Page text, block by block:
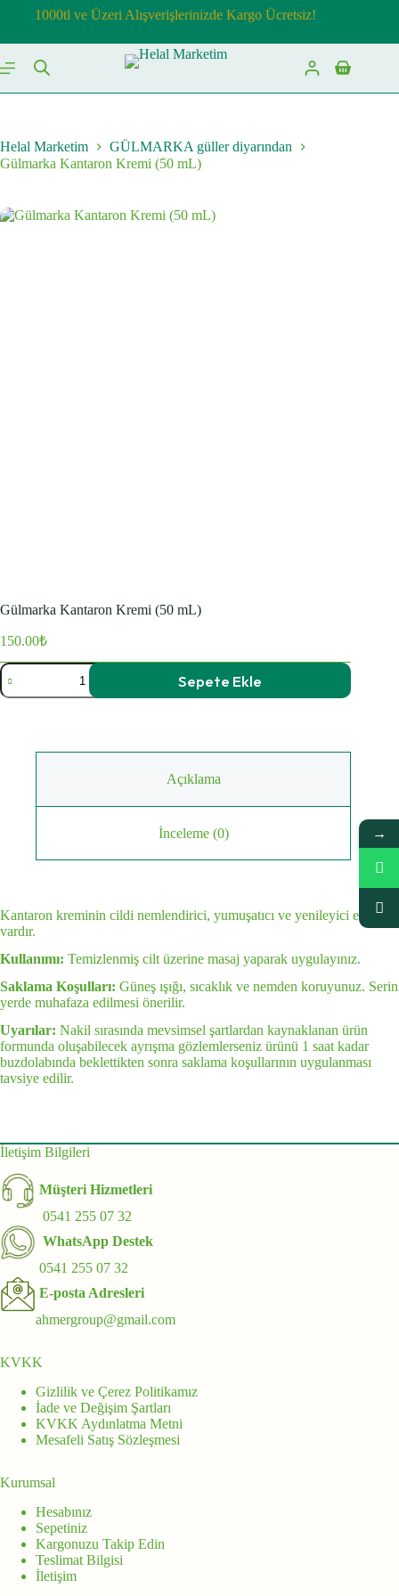
1000tl ve Üzeri Alışverişlerinizde Kargo Ücretsiz!
Shopping
cart
Helal Marketim
GÜLMARKA güller diyarından
Gülmarka Kantaron Kremi (50 mL)
Gülmarka Kantaron Kremi (50 mL)
150.00₺
Gülmarka
Kantaron
Kremi
Sepete Ekle
Açıklama
İnceleme (0)
Kantaron kreminin cildi nemlendirici, yumuşatıcı ve yenileyici etkisi
vardır.
Kullanımı: Temizlenmiş cilt üzerine masaj yaparak uygulayınız.
Saklama Koşulları: Güneş ışığı, sıcaklık ve nemden koruyunuz. Serin
yerde muhafaza edilmesi önerilir.
Uyarılar: Nakil sırasında mevsimsel şartlardan kaynaklanan ürün
formunda oluşabilecek ayrışma gözlemlerseniz ürünü 1 saat kadar
buzdolabında beklettikten sonra saklama koşullarının uygulanması
tavsiye edilir.
İletişim Bilgileri
Müşteri Hizmetleri
0541 255 07 32
WhatsApp Destek
0541 255 07 32
E-posta Adresleri
ahmergroup@gmail.com
KVKK
Gizlilik ve Çerez Politikamız
İade ve Değişim Şartları
KVKK Aydınlatma Metni
Mesafeli Satış Sözleşmesi
Kurumsal
Hesabınız
Sepetiniz
Kargonuzu Takip Edin
Teslimat Bilgisi
İletişim
→